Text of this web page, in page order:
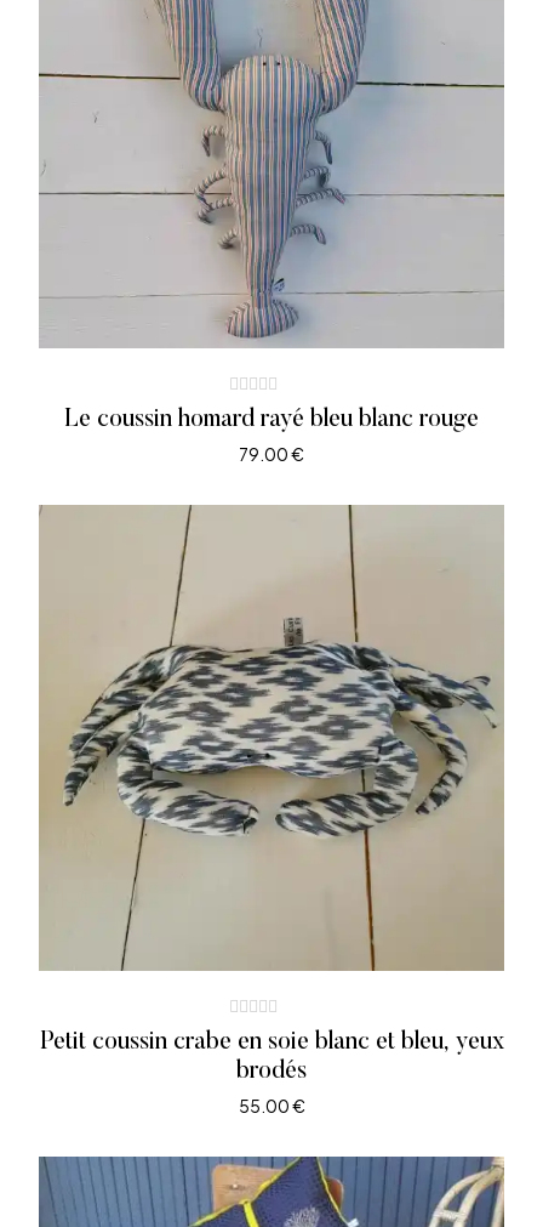
Le coussin homard rayé bleu blanc rouge
79.00€
Petit coussin crabe en soie blanc et bleu, yeux
brodés
55.00€